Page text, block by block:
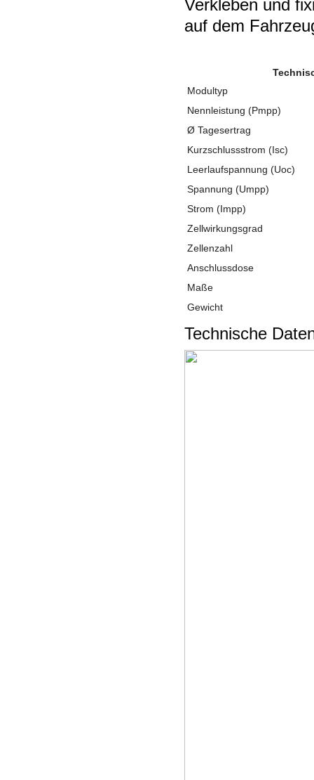
Verkleben und
auf dem
Modultyp
Nennleistung (Pmpp)
Ø Tagesertrag
Kurzschlussstrom (Isc)
Leerlaufspannung (Uoc)
Spannung (Umpp)
Strom (Impp)
Zellwirkungsgrad
Zellenzahl
Anschlussdose
Maße
Gewicht
Technische